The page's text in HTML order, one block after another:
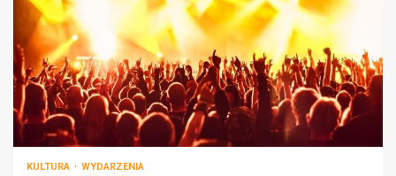
KULTURA WYDARZENIA